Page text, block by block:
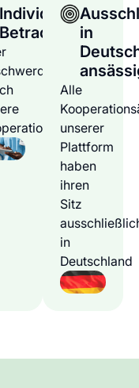
Individuelle
Betrachtung
in
Alle
unserer
Plattform
haben
ihren
Sitz
in
Deutschland